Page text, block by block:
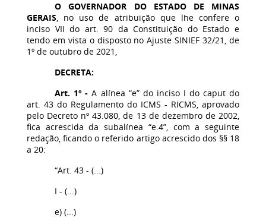
O GOVERNADOR DO ESTADO DE MINAS
GERAIS, no uso de atribuição que lhe confere o
inciso VII do art. 90 da Constituição do Estado e
tendo em vista o disposto no Ajuste SINIEF 32/21, de
1º de outubro de 2021,
DECRETA:
Art. 1º - A alínea “e” do inciso I do caput do
art. 43 do Regulamento do ICMS - RICMS, aprovado
pelo Decreto nº 43.080, de 13 de dezembro de 2002,
fica acrescida da subalínea “e.4”, com a seguinte
redação, ficando o referido artigo acrescido dos §§ 18
a 20:
“Art. 43 - (...)
I - (...)
e) (...)